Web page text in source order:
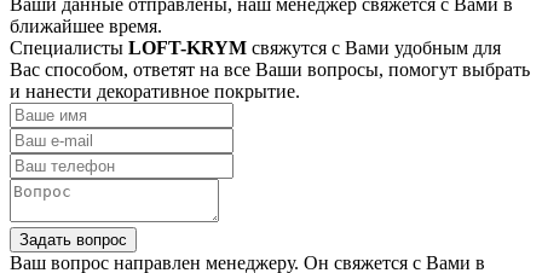
ближайшее время.
Специалисты LOFT-KRYM свяжутся с Вами удобным для
Вас способом, ответят на все Ваши вопросы, помогут выбрать
и нанести декоративное покрытие.
Задать вопрос
Ваш вопрос направлен менеджеру. Он свяжется с Вами в